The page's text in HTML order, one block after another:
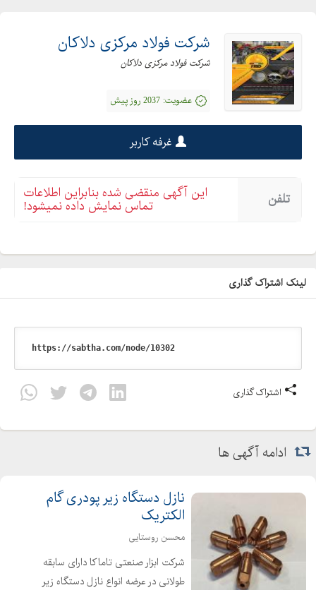
شرکت فولاد مرکزی دلاکان
شرکت فولاد مرکزی دلاکان
عضویت: 2037 روز پیش
غرفه کاربر
تلفن این آگهی منقضی شده بنابراین اطلاعات
تماس نمایش داده نمیشود!
لینک اشتراک گذاری
اشتراک گذاری
ادامه آگهی ها
نازل دستگاه زیر پودری گام
الکتریک
محسن روستایی
شرکت ابزار صنعتی تاماکا دارای سابقه
طولانی در عرضه انواع نازل دستگاه زیر